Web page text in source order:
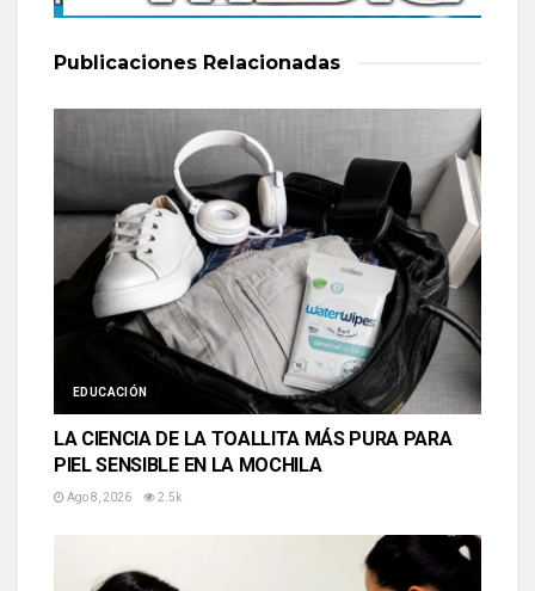
Publicaciones Relacionadas
EDUCACIÓN
LA CIENCIA DE LA TOALLITA MÁS PURA PARA
PIEL SENSIBLE EN LA MOCHILA
Ago 8, 2026 2.5k